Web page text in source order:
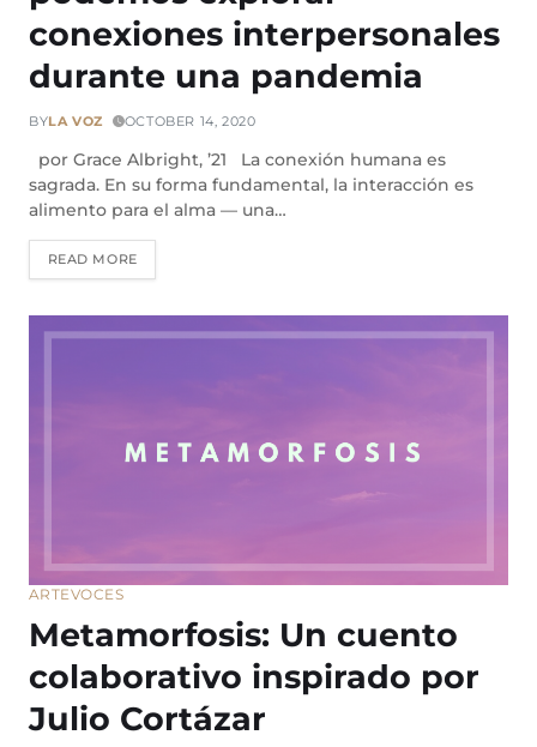
conexiones interpersonales
durante una pandemia
BYLA VOZ OCTOBER 14, 2020
por Grace Albright, ’21 La conexión humana es
sagrada. En su forma fundamental, la interacción es
alimento para el alma — una…
READ MORE
ARTEVOCES
Metamorfosis: Un cuento
colaborativo inspirado por
Julio Cortázar